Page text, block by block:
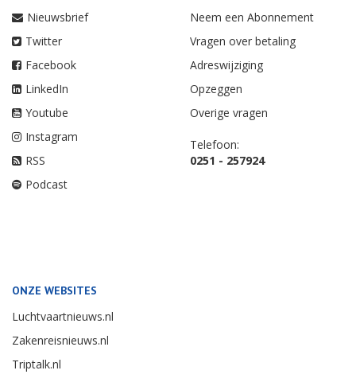
Nieuwsbrief
Twitter
Facebook
LinkedIn
Youtube
Instagram
RSS
Podcast
Neem een Abonnement
Vragen over betaling
Adreswijziging
Opzeggen
Overige vragen
Telefoon:
0251 - 257924
ONZE WEBSITES
Luchtvaartnieuws.nl
Zakenreisnieuws.nl
Triptalk.nl